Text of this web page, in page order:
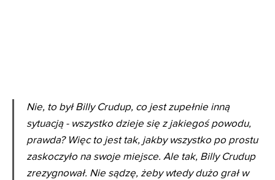
Nie, to był Billy Crudup, co jest zupełnie inną
sytuacją - wszystko dzieje się z jakiegoś powodu,
prawda? Więc to jest tak, jakby wszystko po prostu
zaskoczyło na swoje miejsce. Ale tak, Billy Crudup
zrezygnował. Nie sądzę, żeby wtedy dużo grał w